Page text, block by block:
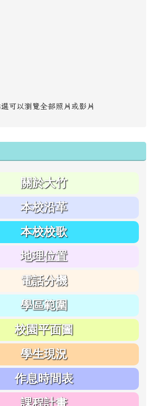
可以瀏覽全部照片或影片
關於大竹
本校沿革
本校校歌
地理位置
電話分機
學區範圍
校園平面圖
學生現況
作息時間表
課程計畫